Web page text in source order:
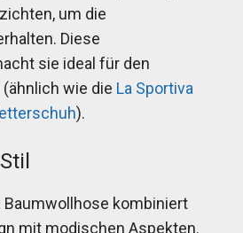
um die
Diese
sie ideal für den
wie die La Sportiva
).
Baumwollhose kombiniert
mit modischen Aspekten.